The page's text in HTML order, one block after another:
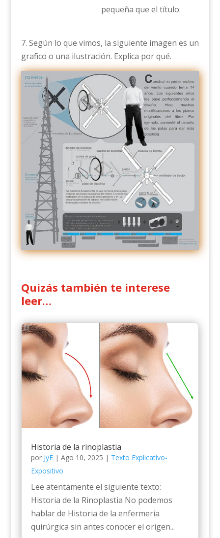
pequeña que el título.
7. Según lo que vimos, la siguiente imagen es un
grafico o una ilustración. Explica por qué.
Quizás también te interese
leer…
Historia de la rinoplastia
por JyE| Ago 10, 2025 | Texto Explicativo-
Expositivo
Lee atentamente el siguiente texto:
Historia de la Rinoplastia No podemos
hablar de Historia de la enfermería
quirúrgica sin antes conocer el origen...